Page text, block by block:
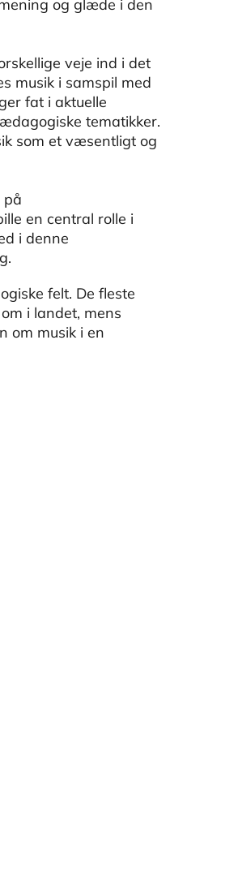
og glæde i den
veje ind i det
musik i samspil med
fat i aktuelle
tematikker.
som et væsentligt og
på
en central rolle i
i denne
felt. De fleste
i landet, mens
om musik i en